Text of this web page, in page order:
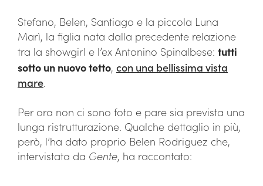
Stefano, Belen, Santiago e la piccola Luna
Marì, la figlia nata dalla precedente relazione
tra la showgirl e l’ex Antonino Spinalbese: tutti
sotto un nuovo tetto, con una bellissima vista
mare.
Per ora non ci sono foto e pare sia prevista una
lunga ristrutturazione. Qualche dettaglio in più,
però, l’ha dato proprio Belen Rodriguez che,
intervistata da Gente, ha raccontato: